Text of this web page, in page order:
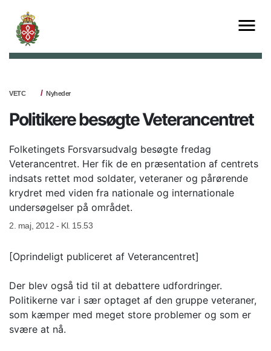
VETC Nyheder
Politikere besøgte Veterancentret
Folketingets Forsvarsudvalg besøgte fredag
Veterancentret. Her fik de en præsentation af centrets
indsats rettet mod soldater, veteraner og pårørende
krydret med viden fra nationale og internationale
undersøgelser på området.
2. maj, 2012 - Kl. 15.53
[Oprindeligt publiceret af Veterancentret]
Der blev også tid til at debattere udfordringer.
Politikerne var i sær optaget af den gruppe veteraner,
som kæmper med meget store problemer og som er
svære at nå.